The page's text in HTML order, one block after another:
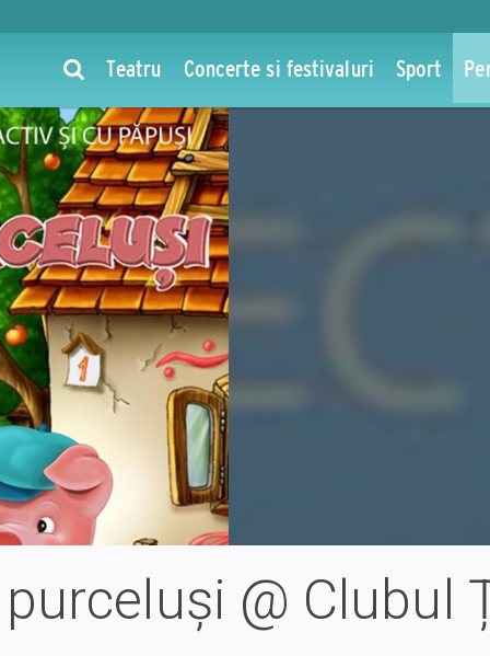
Teatru Concerte si festivaluri Sport
@ Clubul